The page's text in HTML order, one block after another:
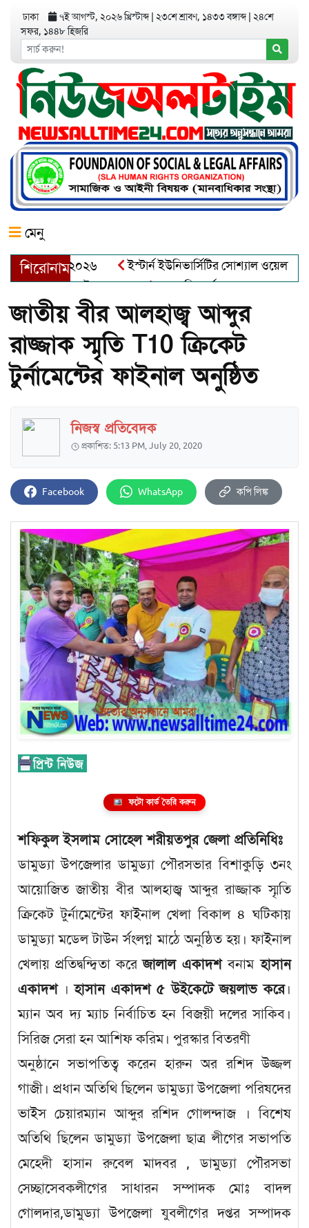
ঢাকা ৭ই আগস্ট, ২০২৬ খ্রিস্টাব্দ ২৩শে শ্রাবণ, ১৪৩৩ বঙ্গাব্দ ২৪শে
সফর, ১৪৪৮ হিজরি
মেনু
শিরোনাম
ইস্টার্ন ইউনিভার্সিটির সোশ্যাল ওয়েলফেয়ার
খালেক এর ইন্তেকাল
আত্মশুদ্ধি অর্জন ও অশুভকে বর্জন করে
জাতীয় বীর আলহাজ্ব আব্দুর
রাজ্জাক স্মৃতি T10 ক্রিকেট
টুর্নামেন্টের ফাইনাল অনুষ্ঠিত
নিজস্ব প্রতিবেদক
প্রকাশিত: 5:13 PM, July 20, 2020
Facebook WhatsApp কপি লিঙ্ক
ফটো কার্ড তৈরি করুন
শফিকুল ইসলাম সোহেল শরীয়তপুর জেলা প্রতিনিধিঃ
ডামুড্যা উপজেলার ডামুড্যা পৌরসভার বিশাকুড়ি ৩নং
আয়োজিত জাতীয় বীর আলহাজ্ব আব্দুর রাজ্জাক স্মৃতি
ক্রিকেট টুর্নামেন্টের ফাইনাল খেলা বিকাল ৪ ঘটিকায়
ডামুড্যা মডেল টাউন র্সংলগ্ন মাঠে অনুষ্ঠিত হয়। ফাইনাল
খেলায় প্রতিদ্বন্দ্বিতা করেজালাল একাদশবনামহাসান
একাদশ। হাসান একাদশ ৫ উইকেটে জয়লাভ করে।
ম্যান অব দ্য ম্যাচ নির্বাচিত হন বিজয়ী দলের সাকিব।
সিরিজ সেরা হন আশিফ করিম। পুরস্কার বিতরণী
অনুষ্ঠানে সভাপতিত্ব করেন হারুন অর রশিদ উজ্জল
গাজী। প্রধান অতিথি ছিলেন ডামুড্যা উপজেলা পরিষদের
ভাইস চেয়ারম্যান আব্দুর রশিদ গোলন্দাজ । বিশেষ
অতিথি ছিলেন ডামুড্যা উপজেলা ছাত্র লীগের সভাপতি
মেহেদী হাসান রুবেল মাদবর , ডামুড্যা পৌরসভা
সেচ্ছাসেবকলীগের সাধারন সম্পাদক মোঃ বাদল
গোলদার,ডামুড্যা উপজেলা যুবলীগের দপ্তর সম্পাদক